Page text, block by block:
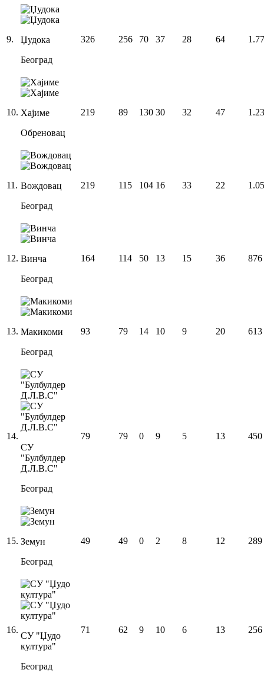
9.
Џудока
Београд
326 256 70 37 28 64
10. Хајиме
Обреновац
219 89 130 30 32 47
11 . Вождовац
Београд
219 115 104 16 33 22
12. Винча
Београд
164 114 50 13 15 36 876
13. Макикоми
Београд
93 79 14 10 9 20 613
14.
СУ
"Булбулдер
Д.Л.В.С"
Београд
79 79 0 9 5 13 450
15. Земун
Београд
49 49 0 2 8 12 289
16.
СУ "Џудо
култура"
Београд
71 62 9 10 6 13 256